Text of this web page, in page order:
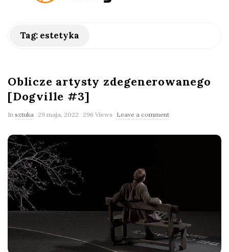
y
ś
l
a
n
e
k
Tag: estetyka
Oblicze artysty zdegenerowanego
[Dogville #3]
In sztuka 29 maja, 2022 296 Views Leave a comment